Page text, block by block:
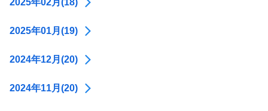
2025年02月(18)
2025年01月(19)
2024年12月(20)
2024年11月(20)